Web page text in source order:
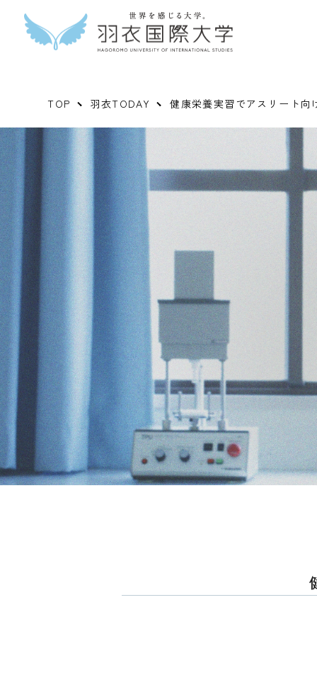
TOP 羽衣TODAY 健康栄養実習でアスリート向